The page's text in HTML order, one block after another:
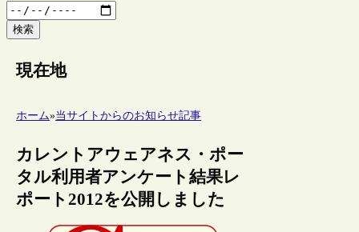
検索
現在地
ホーム»当サイトからのお知らせ記事
カレントアウェアネス・ポー
タル利用者アンケート結果レ
ポート2012を公開しました